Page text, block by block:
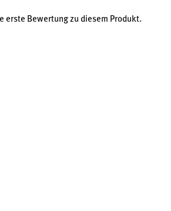
erste Bewertung zu diesem Produkt.